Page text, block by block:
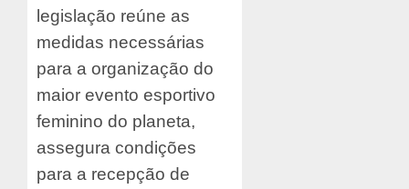
legislação reúne as
medidas necessárias
para a organização do
maior evento esportivo
feminino do planeta,
assegura condições
para a recepção de